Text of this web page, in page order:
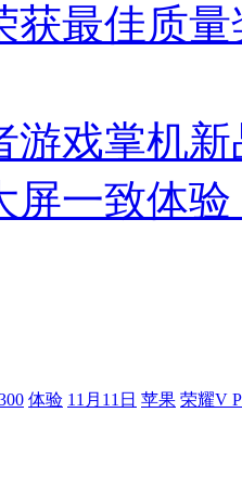
获最佳质
游戏掌机
屏一致体
体验 11月11日 苹果 荣耀V